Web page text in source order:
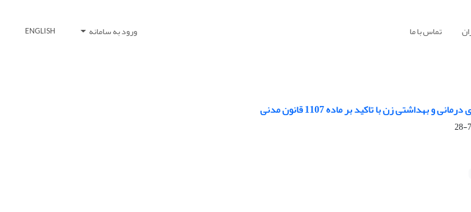
تماس با ما ورود به سامانه ENGLISH
زن با تاکید بر ماده 1107 قانون مدنی
7-28